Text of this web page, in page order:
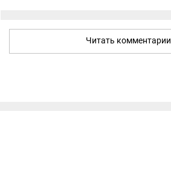
Читать комментарии